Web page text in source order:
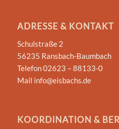
ADRESSE & KONTAKT
Schulstraße 2
56235 Ransbach-Baumbach
Telefon 02623 – 88133-0
Mail info@eisbachs.de
KOORDINATION &